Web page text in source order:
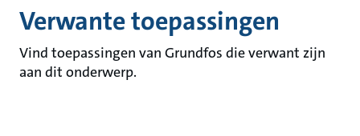
Verwante toepassingen
Vind toepassingen van Grundfos die verwant zijn
aan dit onderwerp.